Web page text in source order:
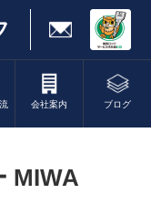
会社案内 ブログ
MIWA